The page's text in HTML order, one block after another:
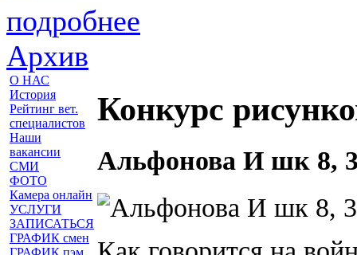
подробнее
Архив
О НАС
История
Рейтинг вет.
специалистов
Наши
вакансии
СМИ
ФОТО
Камера онлайн
УСЛУГИ
ЗАПИСАТЬСЯ
ГРАФИК смен
ГРАФИК пэм
Конкурс
Альфонова И шк 8,